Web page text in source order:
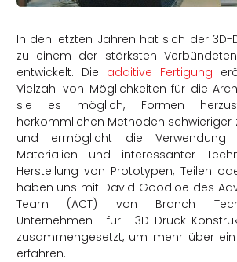
In den letzten Jahren hat sich der 3D-
zu einem der stärksten
entwickelt. Die additive Fertigung
Vielzahl von Möglichkeiten für die
sie es möglich, Formen
herkömmlichen Methoden schwieriger
und ermöglicht die Verwendung
Materialien und interessanter
Herstellung von Prototypen, Teilen
haben uns mit David Goodloe des
Team (ACT) von Branch
Unternehmen für 3D-Druck-
zusammengesetzt, um mehr über
erfahren.